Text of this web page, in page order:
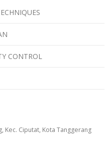
CONTROL
Kec. Ciputat, Kota Tanggerang